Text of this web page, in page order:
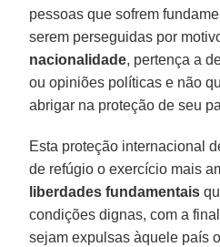
pessoas que sofrem
serem perseguidas por
nacionalidade, pertença a
ou opiniões políticas e não
abrigar na proteção de seu
Esta proteção internacional
de refúgio o exercício mais
liberdades fundamentais
condições dignas, com a
sejam expulsas àquele país